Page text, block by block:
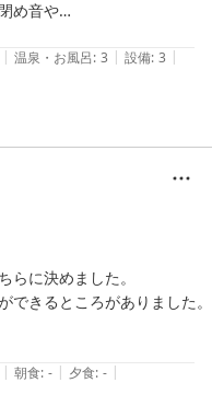
め音や
。
ので
ので
| 温泉・お風呂: 3 | 設備: 3 |
らに決めました。
きるところがありました。
| 朝食: - | 夕食: - |